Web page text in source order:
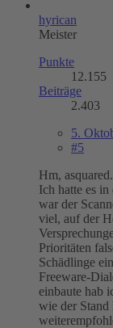
hyrican
Meister
Punkte
12.155
Beiträge
2.403
5.
#5
Hm,
Ich hatte es
war der
viel, auf der
Prioritäten
Schädlinge
Freeware-
einbaute hab
wie der Stand